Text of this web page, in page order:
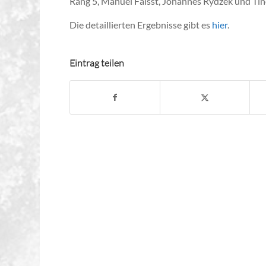
Die detaillierten Ergebnisse gibt es hier.
Eintrag teilen